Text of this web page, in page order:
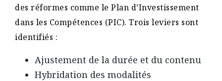
des réformes comme le Plan d’Investissement
dans les Compétences (PIC). Trois leviers sont
identifiés :
Ajustement de la durée et du contenu
Hybridation des modalités